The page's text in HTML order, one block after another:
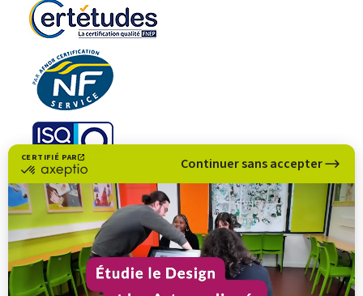
CERTIFIÉ PAR
certifié
Axeptio
-
En
savoir
plus
sur
Axeptio
Continuer sans accepter